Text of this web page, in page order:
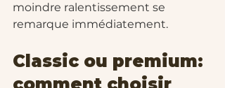
moindre ralentissement se
remarque immédiatement.
Classic ou premium: